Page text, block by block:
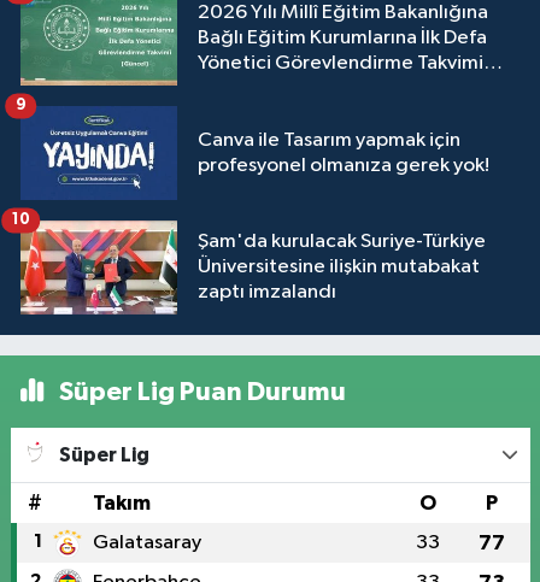
2026 Yılı Millî Eğitim Bakanlığına
Bağlı Eğitim Kurumlarına İlk Defa
Yönetici Görevlendirme Takvimi
Canva ile Tasarım yapmak için
profesyonel olmanıza gerek yok!
9
Şam'da kurulacak Suriye-Türkiye
Üniversitesine ilişkin mutabakat
zaptı imzalandı
10
Süper Lig Puan Durumu
Süper Lig
# Takım O P
1 Galatasaray 33 77